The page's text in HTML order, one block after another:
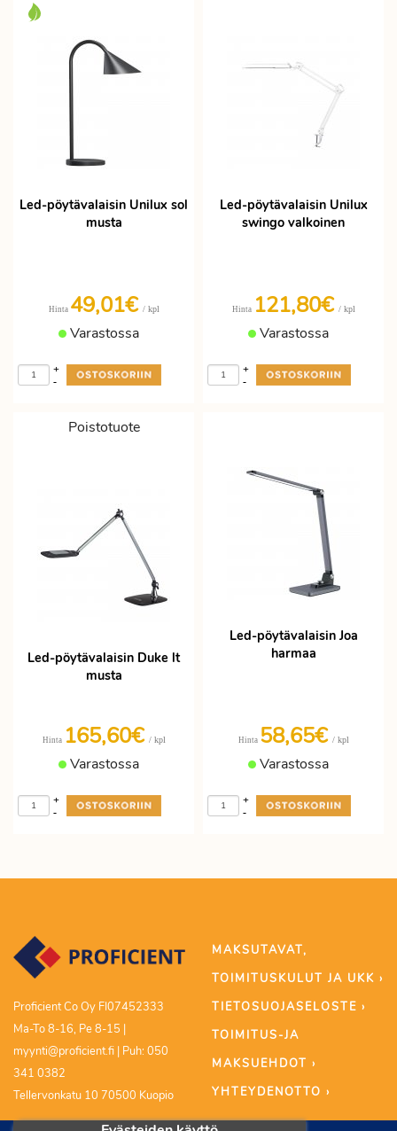
Led-pöytävalaisin Unilux sol
musta
Hinta 49,01€ / kpl
Varastossa
-
+
Led-pöytävalaisin Unilux
swingo valkoinen
Hinta 121,80€ / kpl
Varastossa
-
+
Poistotuote
Led-pöytävalaisin Duke lt
musta
Hinta 165,60€ / kpl
Varastossa
-
+
Led-pöytävalaisin Joa
harmaa
Hinta 58,65€ / kpl
Varastossa
-
+
Proficient Co Oy FI07452333
Ma-To 8-16, Pe 8-15 |
myynti@proficient.fi | Puh: 050
341 0382
Tellervonkatu 10 70500 Kuopio
MAKSUTAVAT,
TOIMITUSKULUT JA UKK ›
TIETOSUOJASELOSTE ›
TOIMITUS-JA
MAKSUEHDOT ›
YHTEYDENOTTO ›